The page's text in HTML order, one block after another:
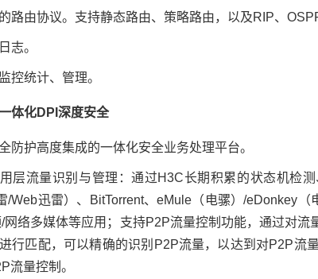
路由协议。支持静态路由、策略路由，以及RIP、
志。
控统计、管理。
体化DPI深度安全
防护高度集成的一体化安全业务处理平台。
层流量识别与管理：通过H3C长期积累的状态机检
/Web迅雷）、BitTorrent、eMule（电骡）/eDonkey
网络多媒体等应用；支持P2P流量控制功能，通过对
行匹配，可以精确的识别P2P流量，以达到对P2P流
流量控制。